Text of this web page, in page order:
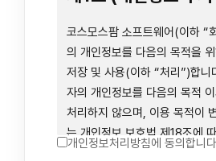
즉시 중단하여야 합니다. 그러
전에 본 이용약관의 내용을 주
바랍니다.
제1장 총칙
코스모스팜 소프트웨어(이하 “
의 개인정보를 다음의 목적을
저장 및 사용(이하 “처리”)합니
자의 개인정보를 다음의 목적
처리하지 않으며, 이용 목적이
는 개인정보 보호법 제18조에
를 받는 등 법령상 필요한 조치
개인정보처리방침에 동의합니